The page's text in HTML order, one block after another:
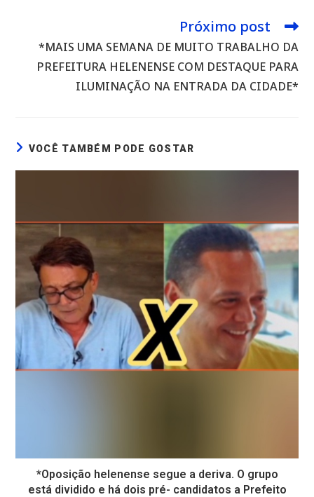
artigos
Próximo post
*MAIS UMA SEMANA DE MUITO TRABALHO DA
PREFEITURA HELENENSE COM DESTAQUE PARA
ILUMINAÇÃO NA ENTRADA DA CIDADE*
VOCÊ TAMBÉM PODE GOSTAR
*Oposição helenense segue a deriva. O grupo
está dividido e há dois pré- candidatos a Prefeito